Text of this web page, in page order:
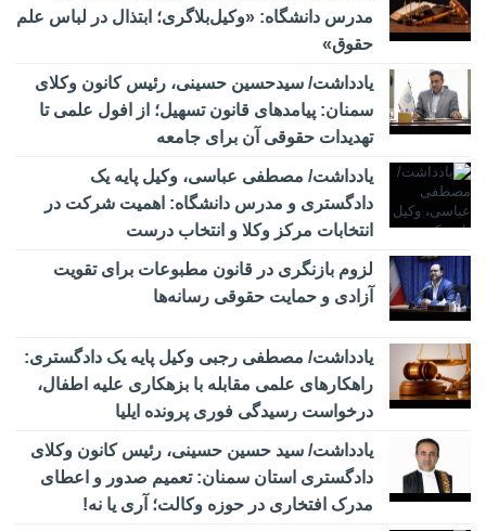
14:22
رئیس کانون سردفتران استان یزد: قانون تسهیل، ناترازی اقتصادی
شدیدی را به دفاتر تحمیل کرده است/ تضعیف جایگاه اسناد رسمی،
14:12 اجرای آزمایشی «سامانه جامع عملکرد قضات» رونمایی شد
14:04
امضای تفاهم نامه همکاری حقوقی بین وزارت خارجه و مرکز
10:44
فرهاد اصلانی، رئیس کانون وکلای دادگستری کردستان: نبود
حمایت‌های مؤثر از وکلای جوان، علاوه بر تهدید استقلال حرفه‌ای، به
هدررفت سرمایه انسانی و اجتماعی نظام حقوقی کشور منجر می‌شود
10:30
راه‌اندازی سامانه ۲۴ ساعته قضایی برخط برای زائران اربعین در
عراق
مدرس دانشگاه: «وکیل‌بلاگری؛ ابتذال در لباس علم
حقوق»
یادداشت/ سیدحسین حسینی، رئیس کانون وکلای
سمنان: پیامدهای قانون تسهیل؛ از افول علمی تا
تهدیدات حقوقی آن برای جامعه
یادداشت/ مصطفی عباسی، وکیل پایه یک
دادگستری و مدرس دانشگاه: اهمیت شرکت در
انتخابات مرکز وکلا ‌و انتخاب درست
لزوم بازنگری در قانون مطبوعات برای تقویت
آزادی و حمایت حقوقی رسانه‌ها
یادداشت/ مصطفی رجبی وکیل پایه یک دادگستری:
راهکارهای علمی مقابله با بزهکاری علیه اطفال،
درخواست رسیدگی فوری پرونده ایلیا
یادداشت/ سید حسین حسینی، رئیس کانون وکلای
دادگستری استان سمنان: تعمیم صدور و اعطای
مدرک افتخاری در حوزه وکالت؛ آری یا نه!